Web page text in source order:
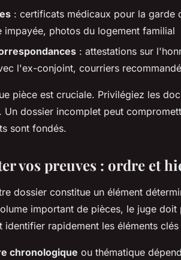
: certificats médicaux pour la garde
impayée, photos du logement familial
: attestations sur
l'ex-conjoint, courriers
pièce est cruciale. Privilégiez les
. Un dossier incomplet peut
sont fondés.
vos preuves : ordre et
dossier constitue un élément
important de pièces, le juge
identifier rapidement les éléments
chronologique ou thématique